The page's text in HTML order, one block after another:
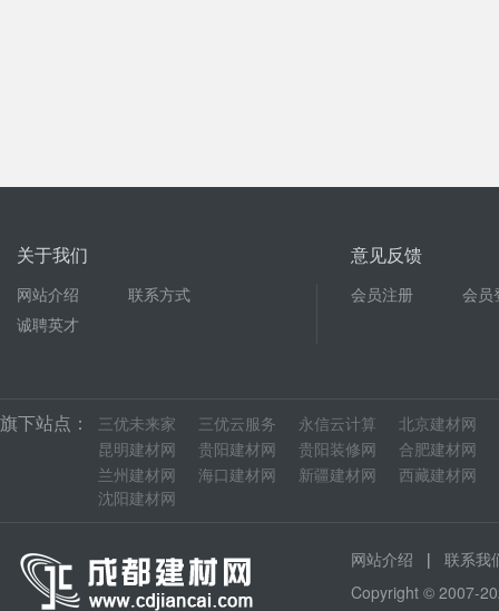
关于我们
网站介绍
联系方式
诚聘英才
意见反馈
会员注册 会员
旗下站点： 三优未来家 三优云服务 永信云计算 北京建材网
昆明建材网
贵阳建材网 贵阳装修网 合肥建材网
兰州建材网
海口建材网 新疆建材网 西藏建材网
沈阳建材网
网站介绍 | 联系我
Copyright © 2007-